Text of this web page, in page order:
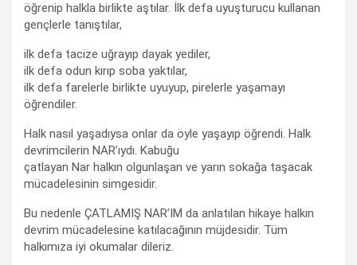
öğrenip halkla birlikte aştılar. İlk defa uyuşturucu kullanan
gençlerle tanıştılar,
ilk defa tacize uğrayıp dayak yediler,
ilk defa odun kırıp soba yaktılar,
ilk defa farelerle birlikte uyuyup, pirelerle yaşamayı
öğrendiler.
Halk nasıl yaşadıysa onlar da öyle yaşayıp öğrendi. Halk
devrimcilerin NAR’ıydı. Kabuğu
çatlayan Nar halkın olgunlaşan ve yarın sokağa taşacak
mücadelesinin simgesidir.
Bu nedenle ÇATLAMIŞ NAR’IM da anlatılan hikaye halkın
devrim mücadelesine katılacağının müjdesidir. Tüm
halkımıza iyi okumalar dileriz.